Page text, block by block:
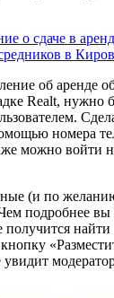
о сдаче в
в
об аренде
Realt, нужно
номера
можно войти
(и по
подробнее вы
найти